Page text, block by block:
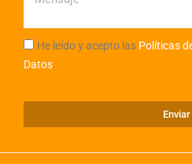
He leído y acepto las Políticas
Datos.
Enviar